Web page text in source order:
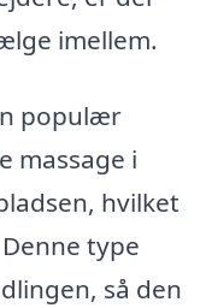
imellem.
populær
massage i
hvilket
type
så den